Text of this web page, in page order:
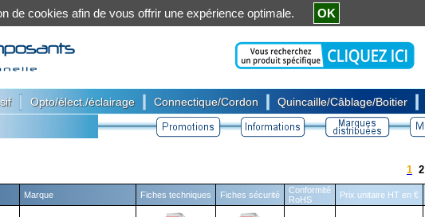
Opto/élect./éclairage Connectique/Cordon Quincaille/Câblage/Boitier
1 2
Marque Fiches techniques Fiches sécurité
Conformité
RoHS
Prix unitaire HT en €
de cookies afin de vous offrir une expérience optimale. OK